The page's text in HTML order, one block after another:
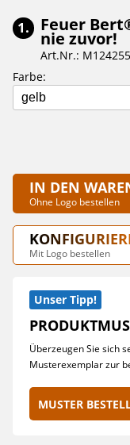
1. Feuer
nie zuvor!
Art.Nr.: M124255
Farbe:
gelb
IN DEN
Ohne Logo bestellen
Mit Logo bestellen
Unser Tipp!
Überzeugen Sie sich
Musterexemplar zur
Muster